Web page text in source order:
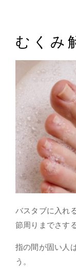
むくみ
バスタブに入れ
節周りまでさす
指の間が固い人
う。